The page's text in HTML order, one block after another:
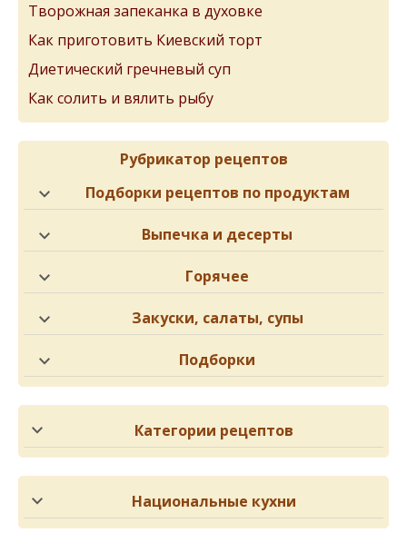
Творожная запеканка в духовке
Как приготовить Киевский торт
Диетический гречневый суп
Как солить и вялить рыбу
Рубрикатор рецептов
Подборки рецептов по продуктам
Выпечка и десерты
Горячее
Закуски, салаты, супы
Подборки
Категории рецептов
Национальные кухни